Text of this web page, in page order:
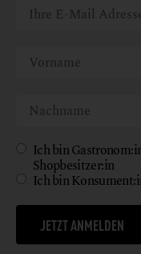
Ich bin
Shopbesitzer:in
Ich bin
JETZT ANMELDEN